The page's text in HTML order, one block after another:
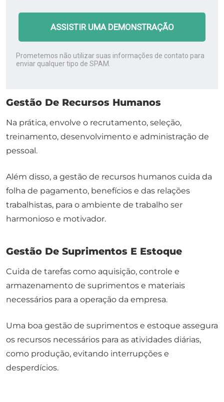
ASSISTIR UMA DEMONSTRAÇÃO
Prometemos não utilizar suas informações de contato para
enviar qualquer tipo de SPAM.
Gestão De Recursos Humanos
Na prática, envolve o recrutamento, seleção,
treinamento, desenvolvimento e administração de
pessoal.
Além disso, a gestão de recursos humanos cuida da
folha de pagamento, benefícios e das relações
trabalhistas, para o ambiente de trabalho ser
harmonioso e motivador.
Gestão De Suprimentos E Estoque
Cuida de tarefas como aquisição, controle e
armazenamento de suprimentos e materiais
necessários para a operação da empresa.
Uma boa gestão de suprimentos e estoque assegura
os recursos necessários para as atividades diárias,
como produção, evitando interrupções e
desperdícios.